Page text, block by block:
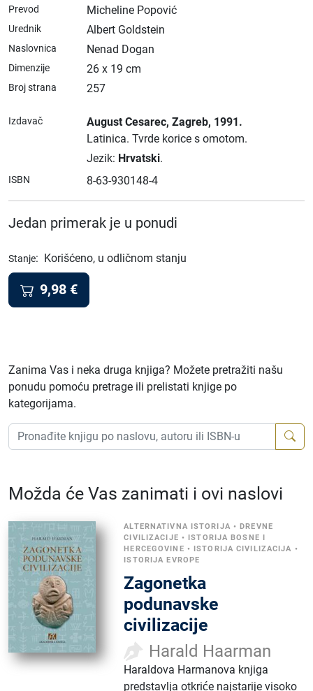
Prevod Micheline Popović
Urednik Albert Goldstein
Naslovnica Nenad Dogan
Dimenzije 26 x 19 cm
Broj strana 257
Izdavač August Cesarec, Zagreb, 1991.
Latinica. Tvrde korice s omotom.
Jezik: Hrvatski.
ISBN 8-63-930148-4
Jedan primerak je u ponudi
Stanje: Korišćeno, u odličnom stanju
9,98 €
Zanima Vas i neka druga knjiga? Možete pretražiti našu
ponudu pomoću pretrage ili prelistati knjige po
kategorijama.
Možda će Vas zanimati i ovi naslovi
ALTERNATIVNA ISTORIJA •DREVNE
CIVILIZACIJE • ISTORIJA BOSNE I
HERCEGOVINE • ISTORIJA CIVILIZACIJA •
ISTORIJA EVROPE
Zagonetka
podunavske
civilizacije
Harald Haarman
Haraldova Harmanova knjiga
predstavlja otkriće najstarije visoko